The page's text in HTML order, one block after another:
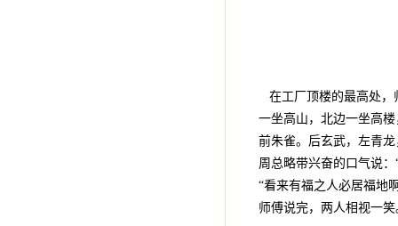
在工厂顶楼的最高处，
一坐高山，北边一坐高
前朱雀。后玄武，左青
周总略带兴奋的口气说
“看来有福之人必居福地
师傅说完，两人相视一笑